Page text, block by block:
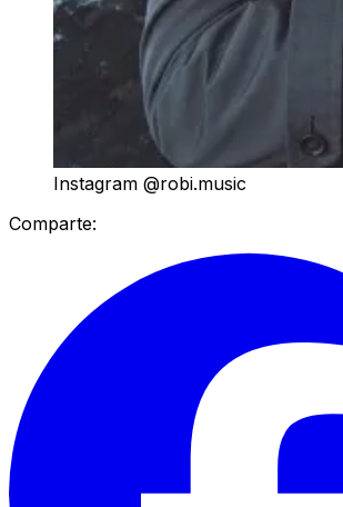
Instagram @robi.music
Comparte: